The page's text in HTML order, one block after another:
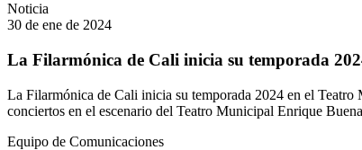
Noticia
30 de ene de 2024
La Filarmónica de Cali inicia su temporada
La Filarmónica de Cali inicia su temporada 2024 en el Teatro
conciertos en el escenario del Teatro Municipal Enrique
Equipo de Comunicaciones